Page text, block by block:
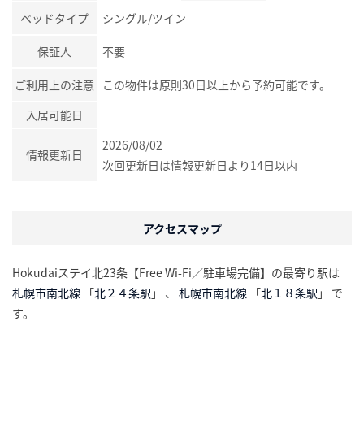
ベッドタイプ シングル/ツイン
保証人 不要
ご利用上の注意
この物件は原則30日以上から予約可能です。
入居可能日
情報更新日
2026/08/02
次回更新日は情報更新日より14日以内
アクセスマップ
Hokudaiステイ北23条【Free Wi-Fi／駐車場完備】の最寄り駅は
札幌市南北線 「北２４条駅 」 、 札幌市南北線 「北１８条駅 」 で
す。